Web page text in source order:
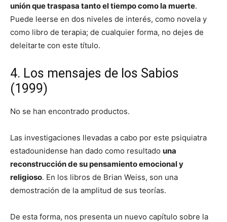
unión que traspasa tanto el tiempo como la muerte.
Puede leerse en dos niveles de interés, como novela y
como libro de terapia; de cualquier forma, no dejes de
deleitarte con este título.
4. Los mensajes de los Sabios
(1999)
No se han encontrado productos.
Las investigaciones llevadas a cabo por este psiquiatra
estadounidense han dado como resultado una
reconstrucción de su pensamiento emocional y
religioso. En los libros de Brian Weiss, son una
demostración de la amplitud de sus teorías.
De esta forma, nos presenta un nuevo capítulo sobre la